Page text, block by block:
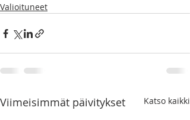
Valioituneet
Viimeisimmät päivitykset Katso kaikki